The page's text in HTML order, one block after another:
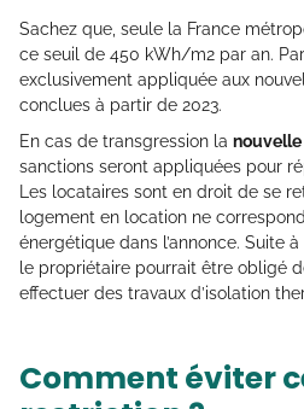
Sachez que, seule la France
ce seuil de 450 kWh/m2 par an.
exclusivement appliquée aux
conclues à partir de 2023.
En cas de transgression la
sanctions seront appliquées pour
Les locataires sont en droit de se
logement en location ne
énergétique dans l’annonce. Suite
le propriétaire pourrait être obligé
effectuer des travaux d’isolation
Comment éviter